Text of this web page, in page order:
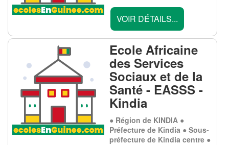
VOIR DÉTAILS...
Ecole Africaine
des Services
Sociaux et de la
Santé - EASSS -
Kindia
● Région de KINDIA ●
Préfecture de Kindia ● Sous-
préfecture de Kindia centre ●